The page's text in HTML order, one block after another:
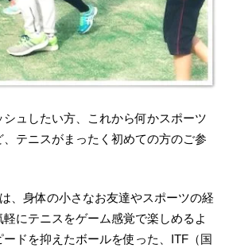
ュしたい方、これから何かスポーツ
テニスがまったく初めての方のご参
、身体の小さなお友達やスポーツの経
にテニスをゲーム感覚で楽しめるよ
ドを抑えたボールを使った、ITF（国